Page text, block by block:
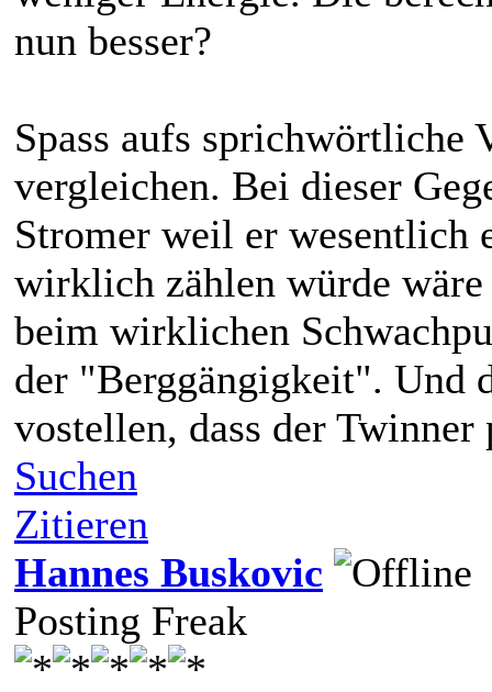
nun besser?
Spass aufs sprichwörtliche
vergleichen. Bei dieser
Stromer weil er wesentlich
wirklich zählen würde
beim wirklichen
der "Berggängigkeit". Und
vostellen, dass der Twinner
Suchen
Zitieren
Hannes Buskovic
Posting Freak